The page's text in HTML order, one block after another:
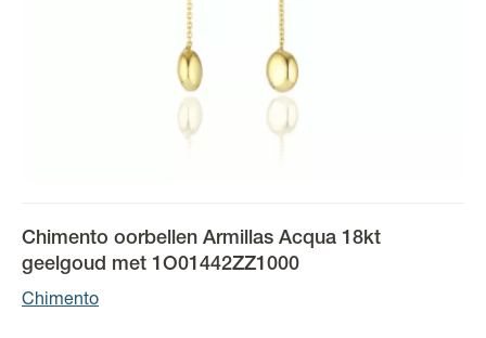
Chimento oorbellen Armillas Acqua 18kt
geelgoud met 1O01442ZZ1000
Chimento